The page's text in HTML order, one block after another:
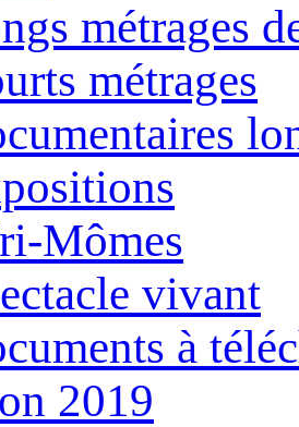
métrages
métrages
Mômes
vivant
à
2019